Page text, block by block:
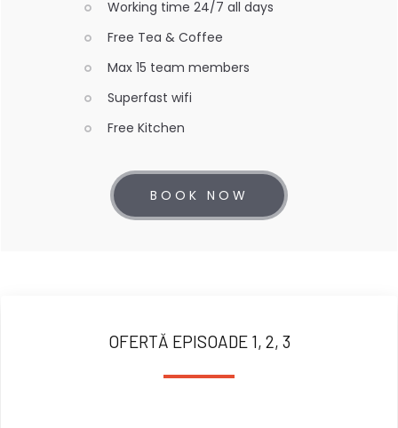
Working time 24/7 all days
Free Tea & Coffee
Max 15 team members
Superfast wifi
Free Kitchen
BOOK NOW
OFERTĂ EPISOADE 1, 2, 3